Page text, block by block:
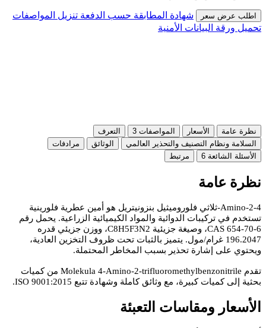
اطلب عرض سعر شهادة المطابقة حسب الدفعة تنزيل المواصفات
تحميل ورقة البيانات الأمنية
نظرة عامة الأسعار المواصفات 3
التعرف
السلامة ونظام التصنيف والتحذير العالمي
الوثائق
مرادفات
الأسئلة الشائعة 6 مرتبط
نظرة عامة
4-Amino-2-ثلاثي فلوروميثيل بنزونيتريل هو أمين عطرية فلورينية
تستخدم في تركيبات الدوائية والمواد الكيميائية الزراعية. يحمل رقم
CAS 654-70-6، وصيغة جزيئية C8H5F3N2، ووزن جزيئي قدره
196.2047 غرام/مول. يتميز بالثبات تحت ظروف التخزين العادية،
ويحتوي على إشارة تحذير بسبب المخاطر المحتملة.
تقدم Molekula 4-Amino-2-trifluoromethylbenzonitrile من كميات
بحثية إلى كميات كبيرة، مع وثائق كاملة وشهادة تتبع ISO 9001:2015.
الأسعار ومقاسات التعبئة